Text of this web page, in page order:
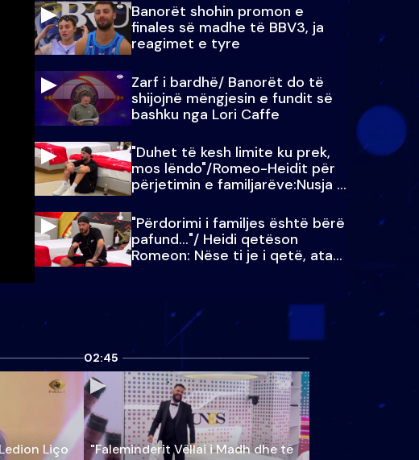
Banorët shohin promon e
finales së madhe të BBV3, ja
reagimet e tyre
Zarf i bardhë/ Banorët do të
shijojnë mëngjesin e fundit së
bashku nga Lori Caffe
"Duhet të kesh limite ku prek,
mos lëndo"/Romeo-Heidit për
përjetimin e familjarëve:Nusja e
Julit…
"Përdorimi i familjes është bërë
pafund…"/ Heidi qetëson
Romeon: Nëse ti je i qetë, ata
qetësohen
Liço
02:45
"Faleminderit Vëllai i Madh dhe të